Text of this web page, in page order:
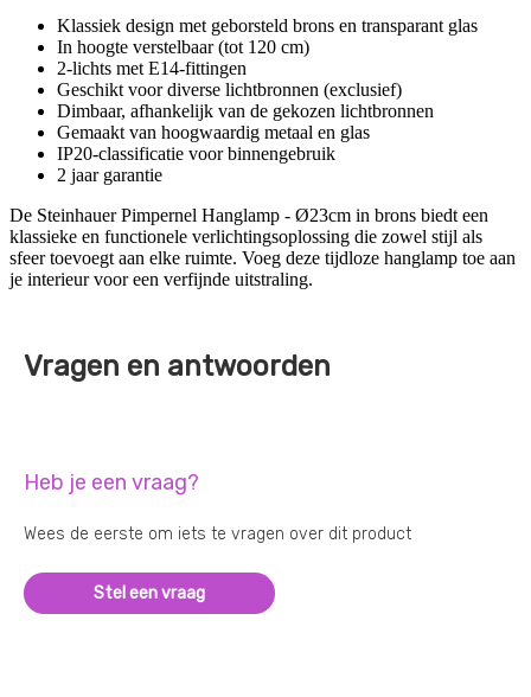
Klassiek design met geborsteld brons en transparant glas
In hoogte verstelbaar (tot 120 cm)
2-lichts met E14-fittingen
Geschikt voor diverse lichtbronnen (exclusief)
Dimbaar, afhankelijk van de gekozen lichtbronnen
Gemaakt van hoogwaardig metaal en glas
IP20-classificatie voor binnengebruik
2 jaar garantie
De Steinhauer Pimpernel Hanglamp - Ø23cm in brons biedt een
klassieke en functionele verlichtingsoplossing die zowel stijl als
sfeer toevoegt aan elke ruimte. Voeg deze tijdloze hanglamp toe aan
je interieur voor een verfijnde uitstraling.
Vragen en antwoorden
Heb je een vraag?
Wees de eerste om iets te vragen over dit product
Stel een vraag